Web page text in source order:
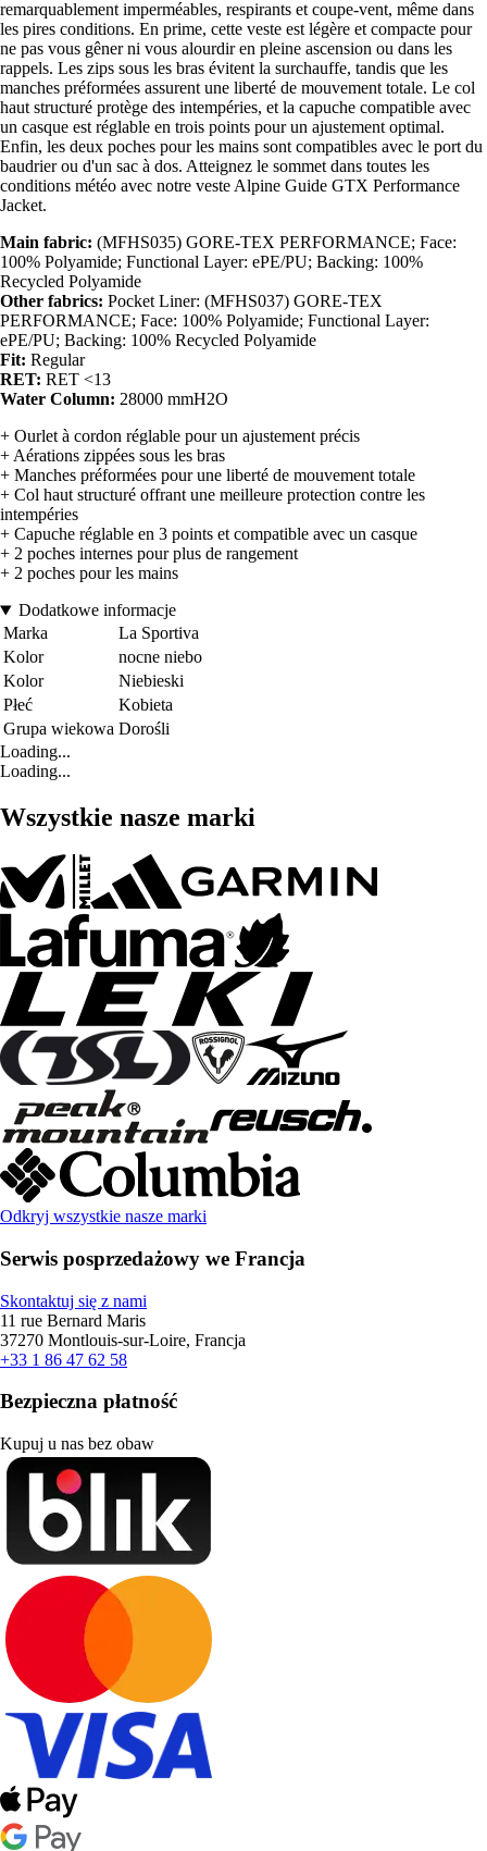
remarquablement imperméables, respirants et coupe-vent, même dans
les pires conditions. En prime, cette veste est légère et compacte pour
ne pas vous gêner ni vous alourdir en pleine ascension ou dans les
rappels. Les zips sous les bras évitent la surchauffe, tandis que les
manches préformées assurent une liberté de mouvement totale. Le col
haut structuré protège des intempéries, et la capuche compatible avec
un casque est réglable en trois points pour un ajustement optimal.
Enfin, les deux poches pour les mains sont compatibles avec le port du
baudrier ou d'un sac à dos. Atteignez le sommet dans toutes les
conditions météo avec notre veste Alpine Guide GTX Performance
Jacket.
Main fabric: (MFHS035) GORE-TEX PERFORMANCE; Face:
100% Polyamide; Functional Layer: ePE/PU; Backing: 100%
Recycled Polyamide
Other fabrics: Pocket Liner: (MFHS037) GORE-TEX
PERFORMANCE; Face: 100% Polyamide; Functional Layer:
ePE/PU; Backing: 100% Recycled Polyamide
Fit: Regular
RET: RET <13
Water Column: 28000 mmH2O
+ Ourlet à cordon réglable pour un ajustement précis
+ Aérations zippées sous les bras
+ Manches préformées pour une liberté de mouvement totale
+ Col haut structuré offrant une meilleure protection contre les
intempéries
+ Capuche réglable en 3 points et compatible avec un casque
+ 2 poches internes pour plus de rangement
+ 2 poches pour les mains
Dodatkowe informacje
Marka
La Sportiva
Kolor
nocne niebo
Kolor
Niebieski
Płeć
Kobieta
Grupa wiekowa Dorośli
Loading...
Loading...
Wszystkie nasze marki
Odkryj wszystkie nasze marki
Serwis posprzedażowy we Francja
Skontaktuj się z nami
11 rue Bernard Maris
37270 Montlouis-sur-Loire, Francja
+33 1 86 47 62 58
Bezpieczna płatność
Kupuj u nas bez obaw